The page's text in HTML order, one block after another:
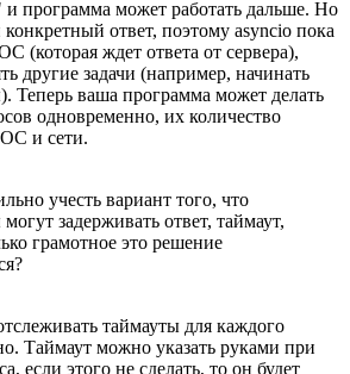
и программа может работать дальше. Но
ответ, поэтому asyncio пока
(которая ждет ответа от сервера),
другие задачи (например, начинать
Теперь ваша программа может делать
одновременно, их количество
и сети.
учесть вариант того, что
задерживать ответ, таймаут,
грамотное это решение
таймауты для каждого
Таймаут можно указать руками при
если этого не сделать, то он будет